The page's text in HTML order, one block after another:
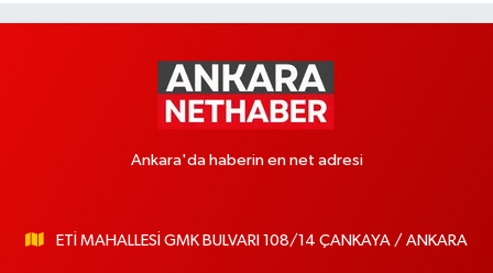
Ankara'da haberin en net adresi
ETİ MAHALLESİ GMK BULVARI 108/14 ÇANKAYA / ANKARA